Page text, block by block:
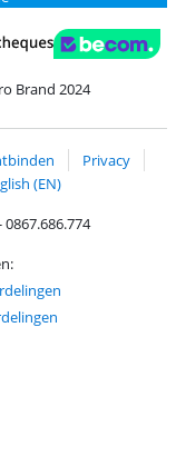
Brand 2024
Privacy
(EN)